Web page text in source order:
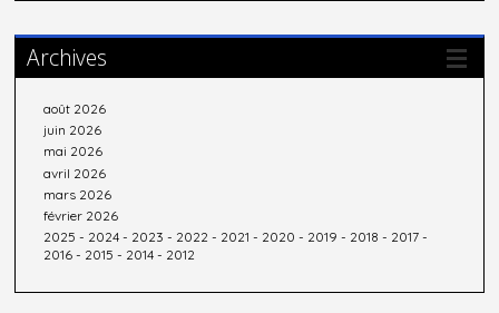
Archives
août 2026
juin 2026
mai 2026
avril 2026
mars 2026
février 2026
2025 - 2024 - 2023 - 2022 - 2021 - 2020 - 2019 - 2018 - 2017 -
2016 - 2015 - 2014 - 2012